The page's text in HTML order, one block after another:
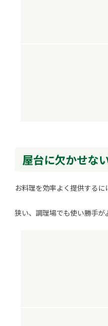
屋台に欠かせな
お料理を効率よく提供するに
狭い、調理場でも使い勝手が